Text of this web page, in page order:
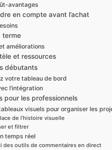
avantages
en compte avant l’achat
terme
améliorations
et ressources
débutants
votre tableau de bord
l’intégration
pour les professionnels
visuels pour organiser les
de l’histoire visuelle
et filtrer
temps réel
des outils de commentaires en direct